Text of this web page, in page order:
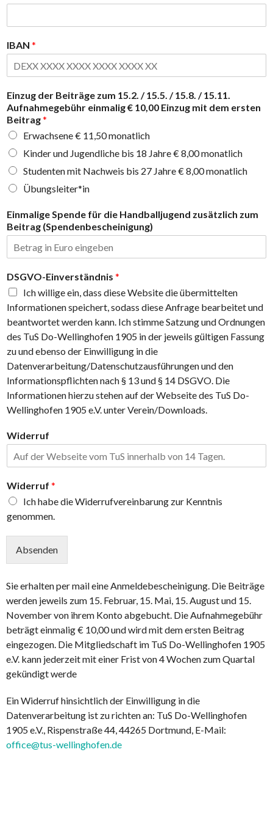
IBAN *
Einzug der Beiträge zum 15.2. / 15.5. / 15.8. / 15.11.
Aufnahmegebühr einmalig € 10,00 Einzug mit dem ersten
Beitrag*
Erwachsene € 11,50 monatlich
Kinder und Jugendliche bis 18 Jahre € 8,00 monatlich
Studenten mit Nachweis bis 27 Jahre € 8,00 monatlich
Übungsleiter*in
Einmalige Spende für die Handballjugend zusätzlich zum
Beitrag (Spendenbescheinigung)
DSGVO-Einverständnis *
Ich willige ein, dass diese Website die übermittelten
Informationen speichert, sodass diese Anfrage bearbeitet und
beantwortet werden kann. Ich stimme Satzung und Ordnungen
des TuS Do-Wellinghofen 1905 in der jeweils gültigen Fassung
zu und ebenso der Einwilligung in die
Datenverarbeitung/Datenschutzausführungen und den
Informationspflichten nach § 13 und § 14 DSGVO. Die
Informationen hierzu stehen auf der Webseite des TuS Do-
Wellinghofen 1905 e.V. unter Verein/Downloads.
e
t
ä
g
e
n
H
n
d
y
-
N
u
m
m
r
Widerruf
Widerruf *
Ich habe die Widerrufvereinbarung zur Kenntnis
genommen.
Absenden
Sie erhalten per mail eine Anmeldebescheinigung. Die Beiträge
werden jeweils zum 15. Februar, 15. Mai, 15. August und 15.
November von ihrem Konto abgebucht. Die Aufnahmegebühr
beträgt einmalig € 10,00 und wird mit dem ersten Beitrag
eingezogen. Die Mitgliedschaft im TuS Do-Wellinghofen 1905
e.V. kann jederzeit mit einer Frist von 4 Wochen zum Quartal
gekündigt werde
Ein Widerruf hinsichtlich der Einwilligung in die
Datenverarbeitung ist zu richten an: TuS Do-Wellinghofen
1905 e.V., Rispenstraße 44, 44265 Dortmund, E-Mail:
office@tus-wellinghofen.de